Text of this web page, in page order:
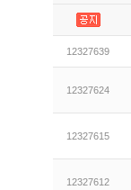
12327639
12327624
12327615
12327612